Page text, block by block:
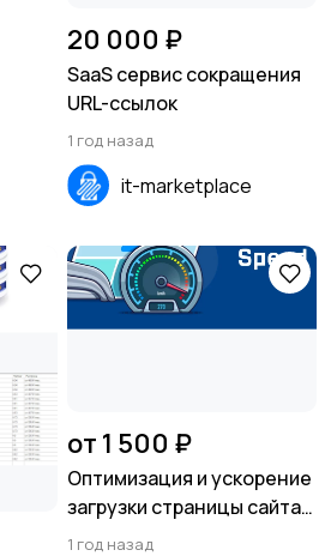
20 000 ₽
SaaS сервис сокращения
URL-ссылок
1 год назад
it-marketplace
от 1 500 ₽
Оптимизация и ускорение
загрузки страницы сайта
на Tilda
1 год назад